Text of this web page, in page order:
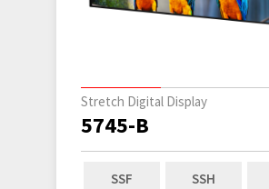
Stretch Digital Display
5745-B
SSF SSH